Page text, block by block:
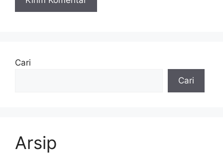
Cari
Cari
Arsip